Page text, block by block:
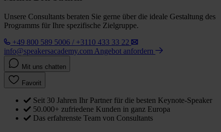
Unsere Consultants beraten Sie gerne über die ideale Gestaltung des
Programms für Ihre spezifische Zielgruppe.
+49 800 589 5006 / +3110 433 33 22
info@speakersacademy.com Angebot anfordern
Mit uns chatten
Favorit
Seit 30 Jahren Ihr Partner für die besten Keynote-Speaker
50.000+ zufriedene Kunden in ganz Europa
Das erfahrenste Team von Consultants